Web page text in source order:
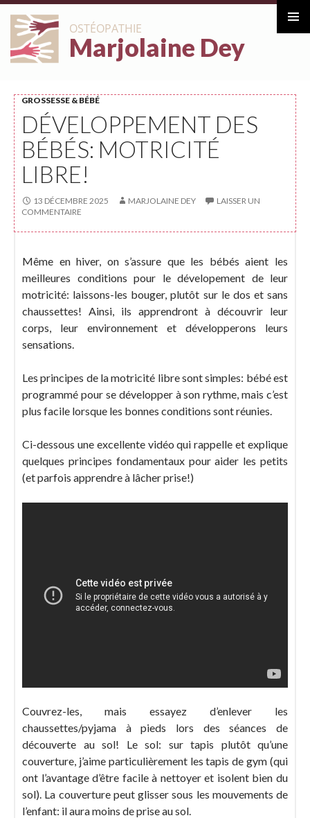
OSTÉOPATHIE
Marjolaine Dey
ALLER
AU
CONTENU
GROSSESSE & BÉBÉ
DÉVELOPPEMENT DES
BÉBÉS: MOTRICITÉ
LIBRE!
13 DÉCEMBRE 2025 MARJOLAINE DEY
LAISSER UN
COMMENTAIRE
Même en hiver, on s’assure que les bébés aient les
meilleures conditions pour le dévelopement de leur
motricité: laissons-les bouger, plutôt sur le dos et sans
chaussettes! Ainsi, ils apprendront à découvrir leur
corps, leur environnement et développerons leurs
sensations.
Les principes de la motricité libre sont simples: bébé est
programmé pour se développer à son rythme, mais c’est
plus facile lorsque les bonnes conditions sont réunies.
Ci-dessous une excellente vidéo qui rappelle et explique
quelques principes fondamentaux pour aider les petits
(et parfois apprendre à lâcher prise!)
Couvrez-les, mais essayez d’enlever les
chaussettes/pyjama à pieds lors des séances de
découverte au sol! Le sol: sur tapis plutôt qu’une
couverture, j’aime particulièrement les tapis de gym (qui
ont l’avantage d’être facile à nettoyer et isolent bien du
sol). La couverture peut glisser sous les mouvements de
l’enfant: il aura moins de prise au sol.